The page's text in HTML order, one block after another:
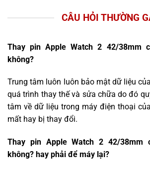
CÂU HỎI THƯỜNG
Thay pin Apple Watch 2 42/38mm
không?
Trung tâm luôn luôn bảo mật dữ liệu
quá trình thay thế và sửa chữa do đó
tâm về dữ liệu trong máy điện thoại
mất hay bị thay đổi.
Thay pin Apple Watch 2 42/38mm
không? hay phải để máy lại?